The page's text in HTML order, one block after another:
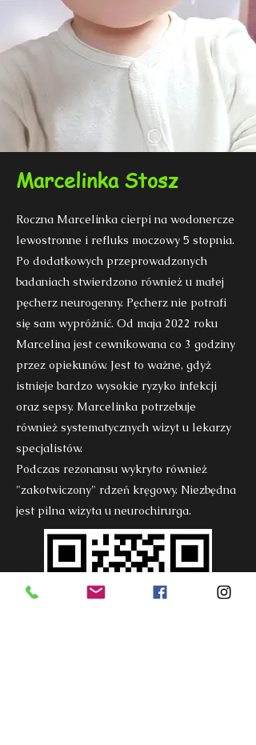
Marcelinka Stosz
Roczna Marcelinka cierpi na wodonercze
lewostronne i refluks moczowy 5 stopnia.
Po dodatkowych przeprowadzonych
badaniach stwierdzono również u małej
pęcherz neurogenny. Pęcherz nie potrafi
się sam wypróżnić. Od maja 2022 roku
Marcelina jest cewnikowana co 3 godziny
przez opiekunów. Jest to ważne, gdyż
istnieje bardzo wysokie ryzyko infekcji
oraz sepsy. Marcelinka potrzebuje
również systematycznych wizyt u lekarzy
specjalistów.
Podczas rezonansu wykryto również
"zakotwiczony" rdzeń kręgowy. Niezbędna
jest pilna wizyta u neurochirurga.